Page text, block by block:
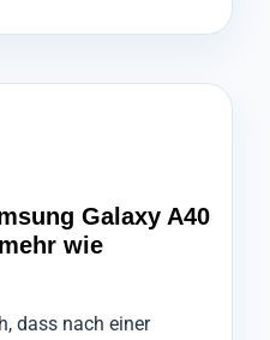
Galaxy A40
wie
dass nach einer